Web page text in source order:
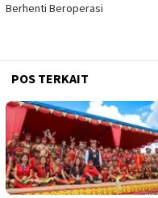
Berhenti Beroperasi
POS TERKAIT